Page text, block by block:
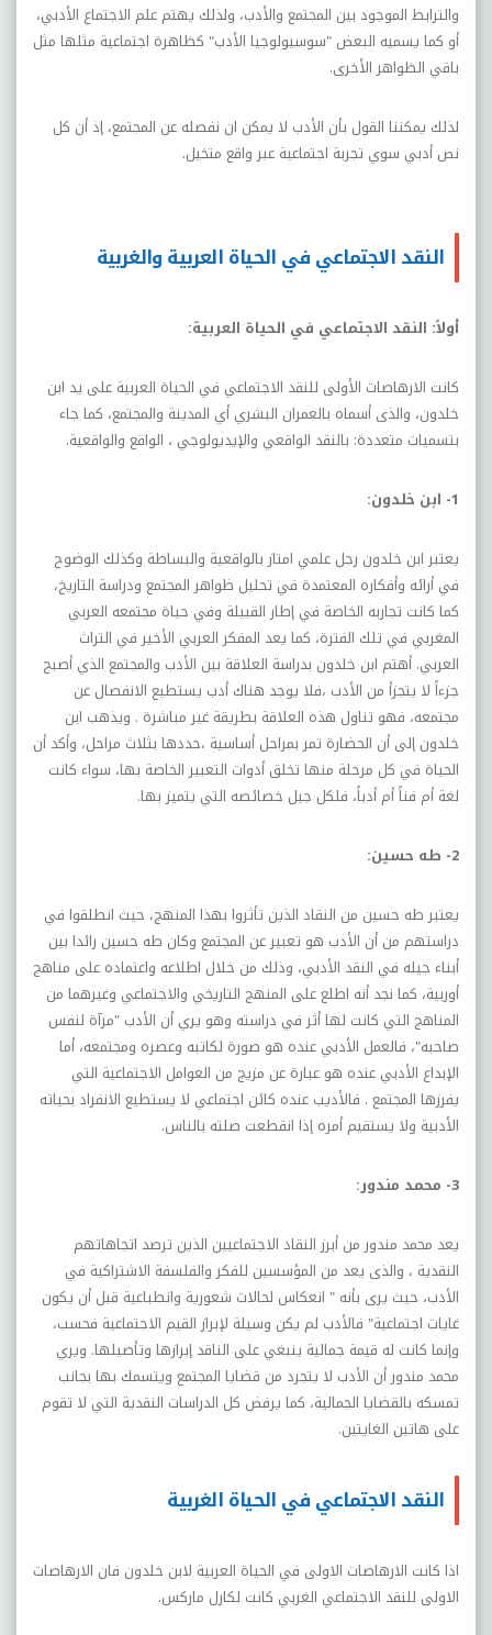
والترابط الموجود بين المجتمع والأدب، ولذلك يهتم علم الاجتماع الأدبي،
أو كما يسميه البعض "سوسيولوجيا الأدب" كظاهرة اجتماعية مثلها مثل
باقي الظواهر الأخرى.
لذلك يمكننا القول بأن الأدب لا يمكن ان نفصله عن المجتمع، إذ أن كل
نص أدبي سوي تجربة اجتماعية عبر واقع متخيل.
النقد الاجتماعي في الحياة العربية والغربية
أولاً: النقد الاجتماعي في الحياة العربية:
كانت الارهاصات الأولى للنقد الاجتماعي في الحياة العربية على يد ابن
خلدون، والذى أسماه بالعمران البشري أي المدينة والمجتمع، كما جاء
بتسميات متعددة: بالنقد الواقعي والإيديولوجي ، الواقع والواقعية.
1- ابن خلدون:
يعتبر ابن خلدون رجل علمي امتاز بالواقعية والبساطة وكذلك الوضوح
في أرائه وأفكاره المعتمدة في تحليل ظواهر المجتمع ودراسة التاريخ،
كما كانت تجاربه الخاصة في إطار القبيلة وفي حياة مجتمعه العربي
المغربي في تلك الفترة، كما يعد المفكر العربي الأخير في التراث
العربي. أهتم ابن خلدون بدراسة العلاقة بين الأدب والمجتمع الذي أصبح
جزءاً لا يتجزأ من الأدب ،فلا يوجد هناك أدب يستطيع الانفصال عن
مجتمعه، فهو تناول هذه العلاقة بطريقة غير مباشرة . ويذهب ابن
خلدون إلى أن الحضارة تمر بمراحل أساسية ،حددها بثلاث مراحل، وأكد أن
الحياة في كل مرحلة منها تخلق أدوات التعبير الخاصة بها، سواء كانت
لغة أم فناً أم أدباً، فلكل جيل خصائصه التي يتميز بها.
2- طه حسين:
يعتبر طه حسين من النقاد الذين تأثروا بهذا المنهج، حيث انطلقوا في
دراستهم من أن الأدب هو تعبير عن المجتمع وكان طه حسين رائدا بين
أبناء جيله في النقد الأدبي، وذلك من خلال اطلاعه واعتماده على مناهج
أوربية، كما نجد أنه اطلع على المنهج التاريخي والاجتماعي وغيرهما من
المناهج التي كانت لها أثر في دراسته وهو يري أن الأدب "مرآة لنفس
صاحبه"، فالعمل الأدبي عنده هو صورة لكاتبه وعصره ومجتمعه، أما
الإبداع الأدبي عنده هو عبارة عن مزيج من العوامل الاجتماعية التي
يفرزها المجتمع . فالأديب عنده كائن اجتماعي لا يستطيع الانفراد بحياته
الأدبية ولا يستقيم أمره إذا انقطعت صلته بالناس.
3- محمد مندور:
يعد محمد مندور من أبرز النقاد الاجتماعيين الذين ترصد اتجاهاتهم
النقدية ، والذى يعد من المؤسسين للفكر والفلسفة الاشتراكية في
الأدب، حيث يرى بأنه " انعكاس لحالات شعورية وانطباعية قبل أن يكون
غايات اجتماعية" فالأدب لم يكن وسيلة لإبراز القيم الاجتماعية فحسب،
وإنما كانت له قيمة جمالية ينبغي على الناقد إبرازها وتأصيلها. ويري
محمد مندور أن الأدب لا يتجرد من قضايا المجتمع ويتسمك بها بجانب
تمسكه بالقضايا الجمالية، كما يرفض كل الدراسات النقدية التي لا تقوم
على هاتين الغايتين.
النقد الاجتماعي في الحياة الغربية
اذا كانت الارهاصات الاولى في الحياة العربية لابن خلدون فان الارهاصات
الاولى للنقد الاجتماعي الغربي كانت لكارل ماركس.